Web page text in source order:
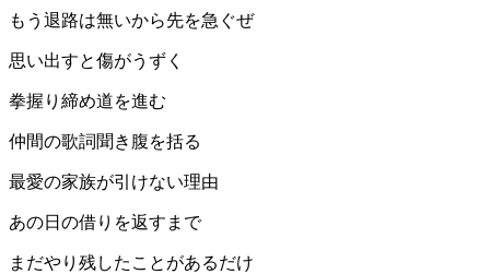
もう退路は無いから先を急ぐぜ
思い出すと傷がうずく
拳握り締め道を進む
仲間の歌詞聞き腹を括る
最愛の家族が引けない理由
あの日の借りを返すまで
まだやり残したことがあるだけ